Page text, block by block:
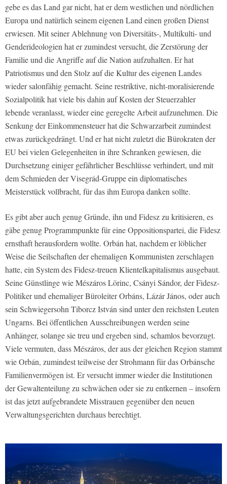
gebe es das Land gar nicht, hat er dem westlichen und nördlichen
Europa und natürlich seinem eigenen Land einen großen Dienst
erwiesen. Mit seiner Ablehnung von Diversitäts-, Multikulti- und
Genderideologien hat er zumindest versucht, die Zerstörung der
Familie und die Angriffe auf die Nation aufzuhalten. Er hat
Patriotismus und den Stolz auf die Kultur des eigenen Landes
wieder salonfähig gemacht. Seine restriktive, nicht-moralisierende
Sozialpolitik hat viele bis dahin auf Kosten der Steuerzahler
lebende veranlasst, wieder eine geregelte Arbeit aufzunehmen. Die
Senkung der Einkommensteuer hat die Schwarzarbeit zumindest
etwas zurückgedrängt. Und er hat nicht zuletzt die Bürokraten der
EU bei vielen Gelegenheiten in ihre Schranken gewiesen, die
Durchsetzung einiger gefährlicher Beschlüsse verhindert, und mit
dem Schmieden der Visegrád-Gruppe ein diplomatisches
Meisterstück vollbracht, für das ihm Europa danken sollte.
Es gibt aber auch genug Gründe, ihn und Fidesz zu kritisieren, es
gäbe genug Programmpunkte für eine Oppositionspartei, die Fidesz
ernsthaft herausfordern wollte. Orbán hat, nachdem er löblicher
Weise die Seilschaften der ehemaligen Kommunisten zerschlagen
hatte, ein System des Fidesz-treuen Klientelkapitalismus ausgebaut.
Seine Günstlinge wie Mészáros Lörinc, Csányi Sándor, der Fidesz-
Politiker und ehemaliger Büroleiter Orbáns, Lázár János, oder auch
sein Schwiegersohn Tiborcz István sind unter den reichsten Leuten
Ungarns. Bei öffentlichen Ausschreibungen werden seine
Anhänger, solange sie treu und ergeben sind, schamlos bevorzugt.
Viele vermuten, dass Mészáros, der aus der gleichen Region stammt
wie Orbán, zumindest teilweise der Strohmann für das Orbánsche
Familienvermögen ist. Er versucht immer wieder die Institutionen
der Gewaltenteilung zu schwächen oder sie zu entkernen – insofern
ist das jetzt aufgebrandete Misstrauen gegenüber den neuen
Verwaltungsgerichten durchaus berechtigt.